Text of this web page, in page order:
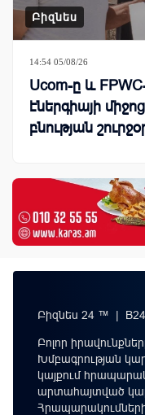
Բիզնես
14:54 05/08/26
Ucom-ը և
էներգիայի
բնության
Բիզնես 24 ™ |
Բոլոր
Խմբագրության
կայքում
արտահայտված